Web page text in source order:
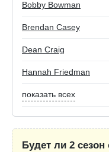
Bobby Bowman
Brendan Casey
Dean Craig
Hannah Friedman
показать всех
Будет ли 2 сезон